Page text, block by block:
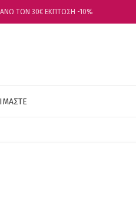
ΑΝΩ ΤΩΝ 30€ ΕΚΠΤΩΣΗ -10%